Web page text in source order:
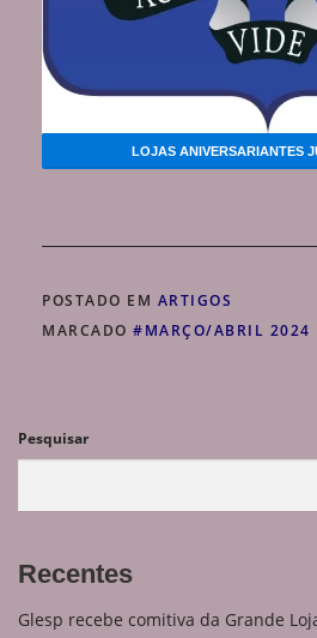
LOJAS ANIVERSARIANTES
POSTADO EM ARTIGOS
MARCADO #MARÇO/ABRIL 2024
Pesquisar
Recentes
Glesp recebe comitiva da Grande